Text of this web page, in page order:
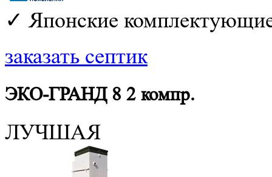
✓ Японские
заказать септик
ЭКО-ГРАНД 8 2 компр.
ЛУЧШАЯ